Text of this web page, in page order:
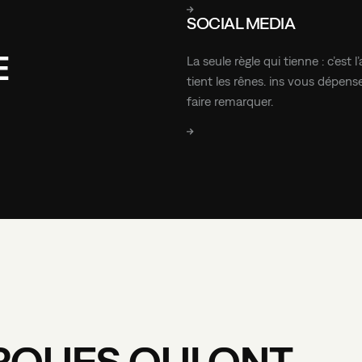
EN SAVOIR PLUS
SOCIAL MEDIA
La seule règle qui tienne : c’est
tient les rênes. ins vous
faire remarquer.
EN SAVOIR PLUS